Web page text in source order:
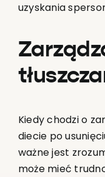
uzyskania
Kiedy chodzi o
diecie po
ważne jest
może mieć